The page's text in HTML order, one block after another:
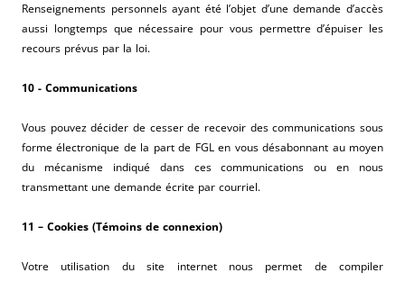
Renseignements personnels ayant été l’objet d’une demande d’accès
aussi longtemps que nécessaire pour vous permettre d’épuiser les
recours prévus par la loi.
10 - Communications
Vous pouvez décider de cesser de recevoir des communications sous
forme électronique de la part de FGL en vous désabonnant au moyen
du mécanisme indiqué dans ces communications ou en nous
transmettant une demande écrite par courriel.
11 – Cookies (Témoins de connexion)
Votre utilisation du site internet nous permet de compiler